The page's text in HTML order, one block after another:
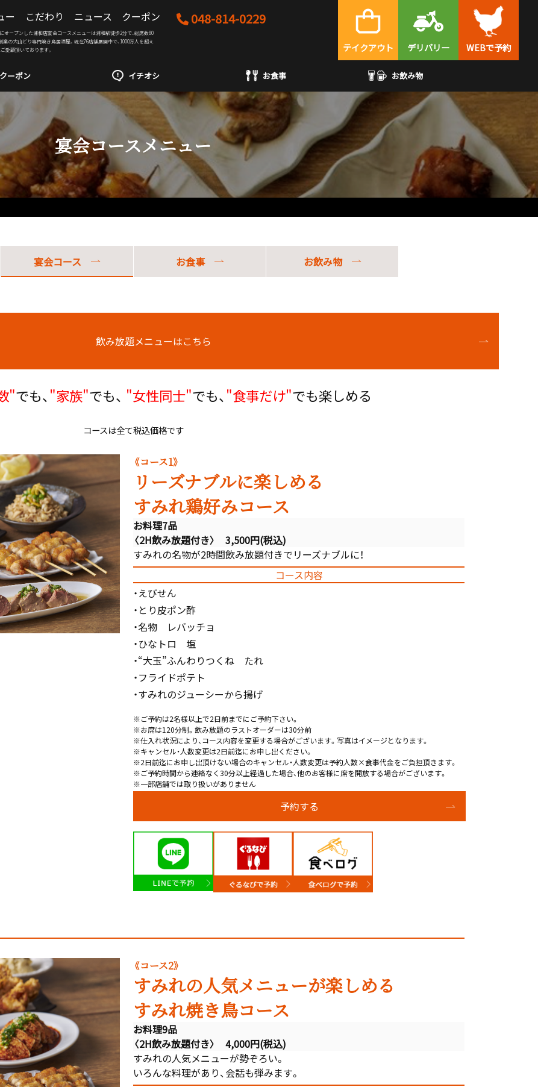
ー こだわり ニュース クーポン
テイクアウト デリバリー
048-814-0229
WEBで予約
オープンした浦和店宴会コースメニューは浦和駅徒歩2分で、総席数80
業の大山どり専門焼き鳥居酒屋。現在76店舗展開中で、1000万人を超え
愛顧頂いております。
クーポン イチオシ お食事 お飲み物
宴会コースメニュー
宴会コース お食事 お飲み物
飲み放題メニューはこちら
"でも、 "家族"でも、 "女性同士"でも、 "食事だけ"でも楽しめる
コースは全て税込価格です
《コース1》
リーズナブルに楽しめる
すみれ鶏好みコース
お料理7品
〈2H飲み放題付き〉 3,500円(税込)
すみれの名物が2時間飲み放題付きでリーズナブルに！
コース内容
・えびせん
・とり皮ポン酢
・名物 レバッチョ
・ひなトロ 塩
・“大玉”ふんわりつくね たれ
・フライドポテト
・すみれのジューシーから揚げ
※ご予約は2名様以上で2日前までにご予約下さい。
※お席は120分制。飲み放題のラストオーダーは30分前
※仕入れ状況により、コース内容を変更する場合がございます。写真はイメージとなります。
※キャンセル・人数変更は2日前迄にお申し出ください。
※2日前迄にお申し出頂けない場合のキャンセル・人数変更は予約人数×食事代金をご負担頂きます。
※ご予約時間から連絡なく30分以上経過した場合、他のお客様に席を開放する場合がございます。
※一部店舗では取り扱いがありません
予約する
《コース2》
すみれの人気メニューが楽しめる
すみれ焼き鳥コース
お料理9品
〈2H飲み放題付き〉 4,000円(税込)
すみれの人気メニューが勢ぞろい。
いろんな料理があり、会話も弾みます。